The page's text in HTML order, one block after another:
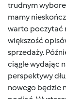
trudnym
mamy
warto poczytać
większość
sprzedaży.
ciągle wydając
perspektywy
nowego będzie